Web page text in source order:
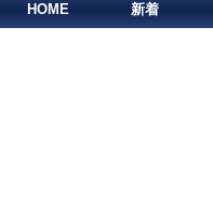
HOME 新着